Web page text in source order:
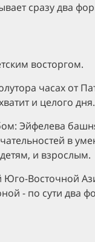
сразу два
восторгом.
часах от
и целого дня.
Эйфелева
в
и взрослым.
Восточной
- по сути два